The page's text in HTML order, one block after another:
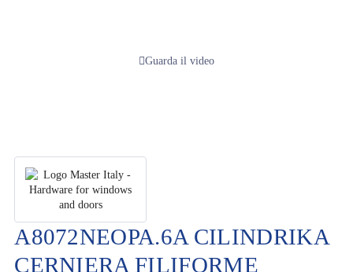
Guarda il video
A8072NEOPA.6A CILINDRIKA
CERNIERA FILIFORME